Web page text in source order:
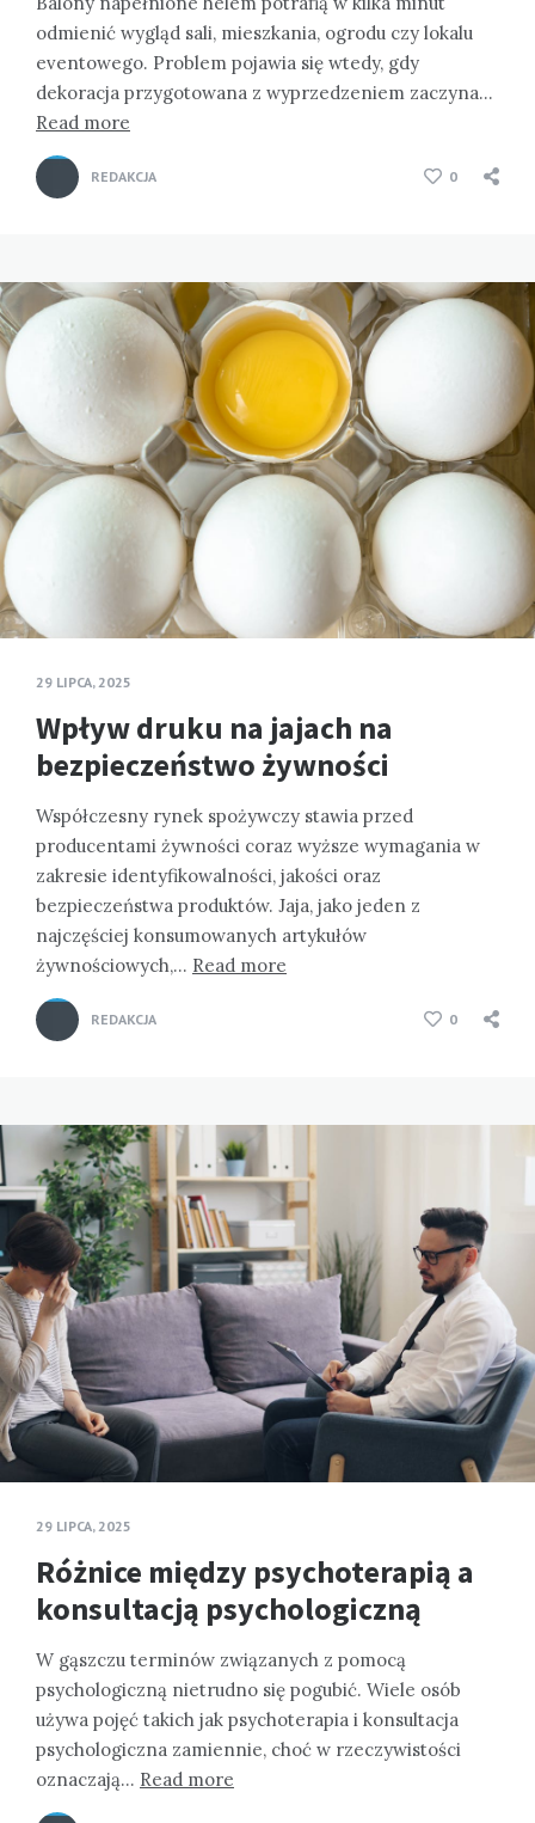
odmienić wygląd sali, mieszkania, ogrodu czy lokalu
eventowego. Problem pojawia się wtedy, gdy
dekoracja przygotowana z wyprzedzeniem zaczyna…
Read more
REDAKCJA 0
29 LIPCA, 2025
Wpływ druku na jajach na
bezpieczeństwo żywności
Współczesny rynek spożywczy stawia przed
producentami żywności coraz wyższe wymagania w
zakresie identyfikowalności, jakości oraz
bezpieczeństwa produktów. Jaja, jako jeden z
najczęściej konsumowanych artykułów
żywnościowych,… Read more
REDAKCJA 0
29 LIPCA, 2025
Różnice między psychoterapią a
konsultacją psychologiczną
W gąszczu terminów związanych z pomocą
psychologiczną nietrudno się pogubić. Wiele osób
używa pojęć takich jak psychoterapia i konsultacja
psychologiczna zamiennie, choć w rzeczywistości
oznaczają… Read more